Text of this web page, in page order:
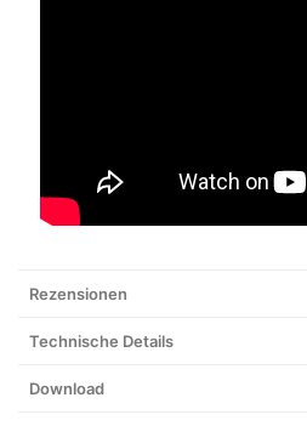
Rezensionen
Technische Details
Download